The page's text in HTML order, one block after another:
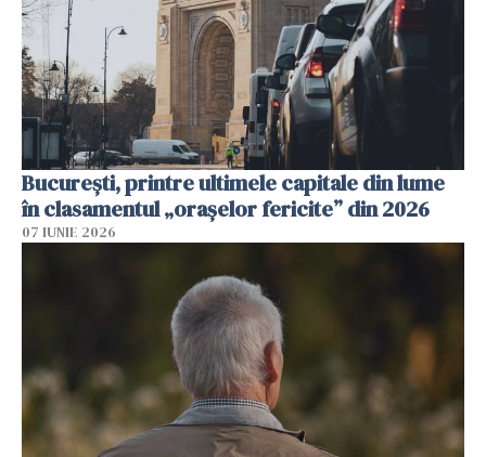
București, printre ultimele capitale din lume
în clasamentul „orașelor fericite” din 2026
07 IUNIE 2026